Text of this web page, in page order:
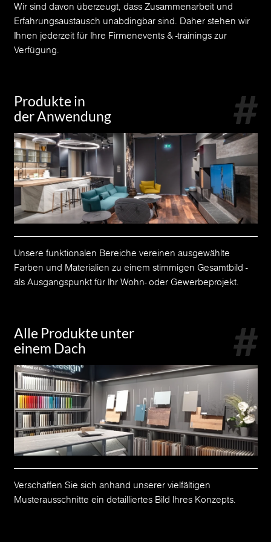
Wir sind davon überzeugt, dass Zusammenarbeit und
Erfahrungsaustausch unabdingbar sind. Daher stehen wir
Ihnen jederzeit für Ihre Firmenevents & -trainings zur
Verfügung.
Produkte in
der Anwendung
Unsere funktionalen Bereiche vereinen ausgewählte
Farben und Materialien zu einem stimmigen Gesamtbild -
als Ausgangspunkt für Ihr Wohn- oder Gewerbeprojekt.
Alle Produkte unter
einem Dach
Verschaffen Sie sich anhand unserer vielfältigen
Musterausschnitte ein detailliertes Bild Ihres Konzepts.